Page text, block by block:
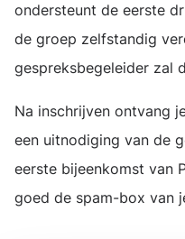
ondersteunt de eerste
de groep zelfstandig
gespreksbegeleider zal
Na inschrijven ontvang
een uitnodiging van de
eerste bijeenkomst van
goed de spam-box van